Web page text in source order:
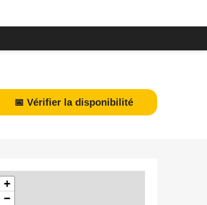
📅 Vérifier la disponibilité
+
−